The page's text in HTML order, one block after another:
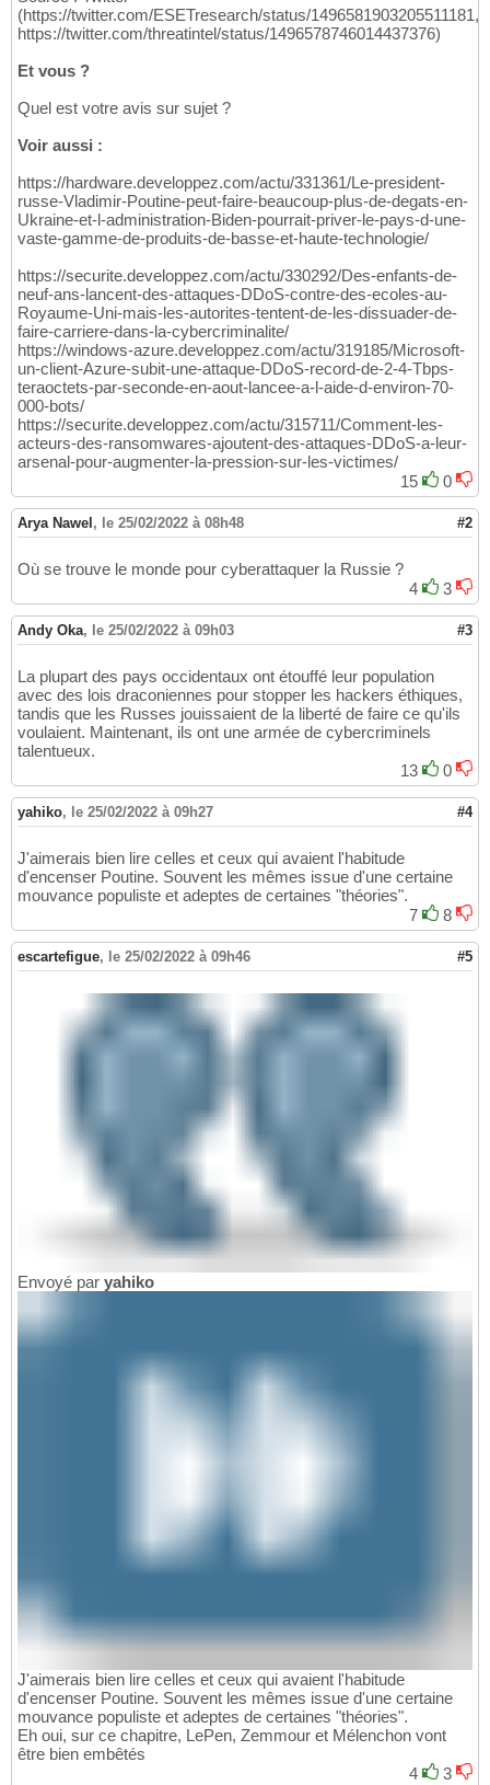
(https://twitter.com/ESETresearch/status/1496581903205511181,
https://twitter.com/threatintel/status/1496578746014437376)
Et vous ?
Quel est votre avis sur sujet ?
Voir aussi :
https://hardware.developpez.com/actu/331361/Le-president-
russe-Vladimir-Poutine-peut-faire-beaucoup-plus-de-degats-en-
Ukraine-et-l-administration-Biden-pourrait-priver-le-pays-d-une-
vaste-gamme-de-produits-de-basse-et-haute-technologie/
https://securite.developpez.com/actu/330292/Des-enfants-de-
neuf-ans-lancent-des-attaques-DDoS-contre-des-ecoles-au-
Royaume-Uni-mais-les-autorites-tentent-de-les-dissuader-de-
faire-carriere-dans-la-cybercriminalite/
https://windows-azure.developpez.com/actu/319185/Microsoft-
un-client-Azure-subit-une-attaque-DDoS-record-de-2-4-Tbps-
teraoctets-par-seconde-en-aout-lancee-a-l-aide-d-environ-70-
000-bots/
https://securite.developpez.com/actu/315711/Comment-les-
acteurs-des-ransomwares-ajoutent-des-attaques-DDoS-a-leur-
arsenal-pour-augmenter-la-pression-sur-les-victimes/
15
0
Arya Nawel , le 25/02/2022 à 08h48 #2
Où se trouve le monde pour cyberattaquer la Russie ?
4
3
Andy Oka, le 25/02/2022 à 09h03 #3
La plupart des pays occidentaux ont étouffé leur population
avec des lois draconiennes pour stopper les hackers éthiques,
tandis que les Russes jouissaient de la liberté de faire ce qu'ils
voulaient. Maintenant, ils ont une armée de cybercriminels
talentueux.
13
0
yahiko, le 25/02/2022 à 09h27 #4
J'aimerais bien lire celles et ceux qui avaient l'habitude
d'encenser Poutine. Souvent les mêmes issue d'une certaine
mouvance populiste et adeptes de certaines "théories".
7
8
escartefigue, le 25/02/2022 à 09h46 #5
Envoyé par yahiko
J'aimerais bien lire celles et ceux qui avaient l'habitude
d'encenser Poutine. Souvent les mêmes issue d'une certaine
mouvance populiste et adeptes de certaines "théories".
Eh oui, sur ce chapitre, LePen, Zemmour et Mélenchon vont
être bien embêtés
4
3